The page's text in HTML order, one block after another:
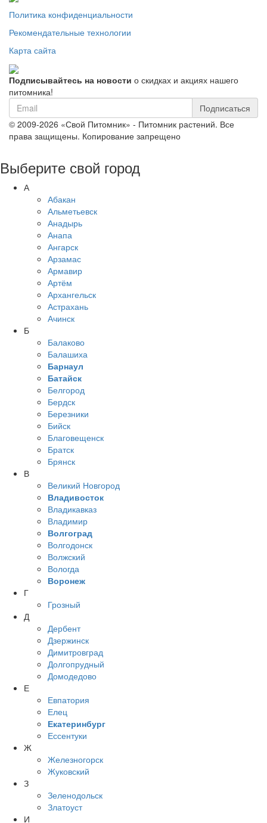
Политика конфиденциальности
Рекомендательные технологии
Карта сайта
Подписывайтесь на новости о скидках и акциях нашего
питомника!
Подписаться
© 2009-2026 «Свой Питомник» - Питомник растений. Все
права защищены. Копирование запрещено
Выберите свой город
А
Абакан
Альметьевск
Анадырь
Анапа
Ангарск
Арзамас
Армавир
Артём
Архангельск
Астрахань
Ачинск
Б
Балаково
Балашиха
Барнаул
Батайск
Белгород
Бердск
Березники
Бийск
Благовещенск
Братск
Брянск
В
Великий Новгород
Владивосток
Владикавказ
Владимир
Волгоград
Волгодонск
Волжский
Вологда
Воронеж
Г
Грозный
Д
Дербент
Дзержинск
Димитровград
Долгопрудный
Домодедово
Е
Евпатория
Елец
Екатеринбург
Ессентуки
Ж
Железногорск
Жуковский
З
Зеленодольск
Златоуст
И